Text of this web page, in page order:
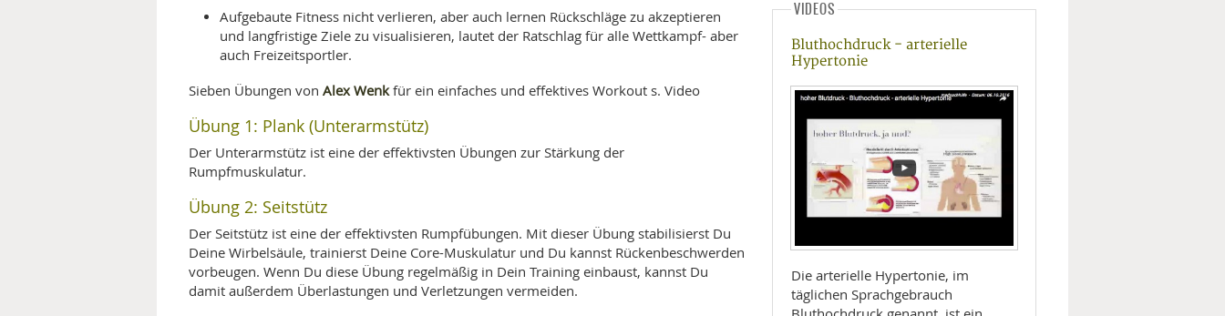
Aufgebaute Fitness nicht verlieren, aber auch lernen Rückschläge zu akzeptieren
und langfristige Ziele zu visualisieren, lautet der Ratschlag für alle Wettkampf- aber
auch Freizeitsportler.
Sieben Übungen von Alex Wenkfür ein einfaches und effektives Workout s. Video
Übung 1: Plank (Unterarmstütz)
Der Unterarmstütz ist eine der effektivsten Übungen zur Stärkung der
Rumpfmuskulatur.
Übung 2: Seitstütz
Der Seitstütz ist eine der effektivsten Rumpfübungen. Mit dieser Übung stabilisierst Du
Deine Wirbelsäule, trainierst Deine Core-Muskulatur und Du kannst Rückenbeschwerden
vorbeugen. Wenn Du diese Übung regelmäßig in Dein Training einbaust, kannst Du
damit außerdem Überlastungen und Verletzungen vermeiden.
VIDEOS
Bluthochdruck - arterielle
Hypertonie
Die arterielle Hypertonie, im
täglichen Sprachgebrauch